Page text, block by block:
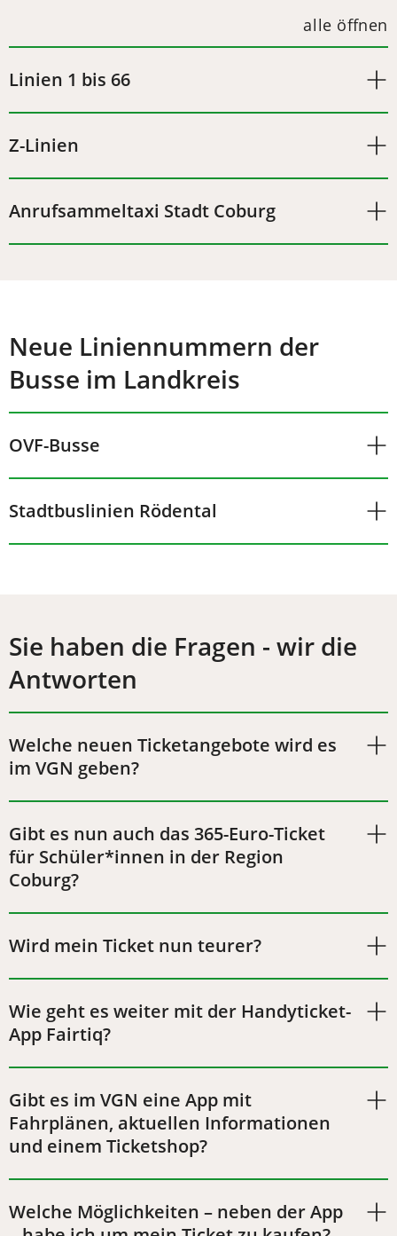
alle öffnen
Linien 1 bis 66
Z-Linien
Anrufsammeltaxi Stadt Coburg
Neue Liniennummern der
Busse im Landkreis
OVF-Busse
Stadtbuslinien Rödental
Sie haben die Fragen - wir die
Antworten
Welche neuen Ticketangebote wird es
im VGN geben?
Gibt es nun auch das 365-Euro-Ticket
für Schüler*innen in der Region
Coburg?
Wird mein Ticket nun teurer?
Wie geht es weiter mit der Handyticket-
App Fairtiq?
Gibt es im VGN eine App mit
Fahrplänen, aktuellen Informationen
und einem Ticketshop?
Welche Möglichkeiten – neben der App